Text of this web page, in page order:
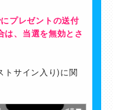
プレゼントの送付
は、当選を無効とさ
トサイン入り)に関